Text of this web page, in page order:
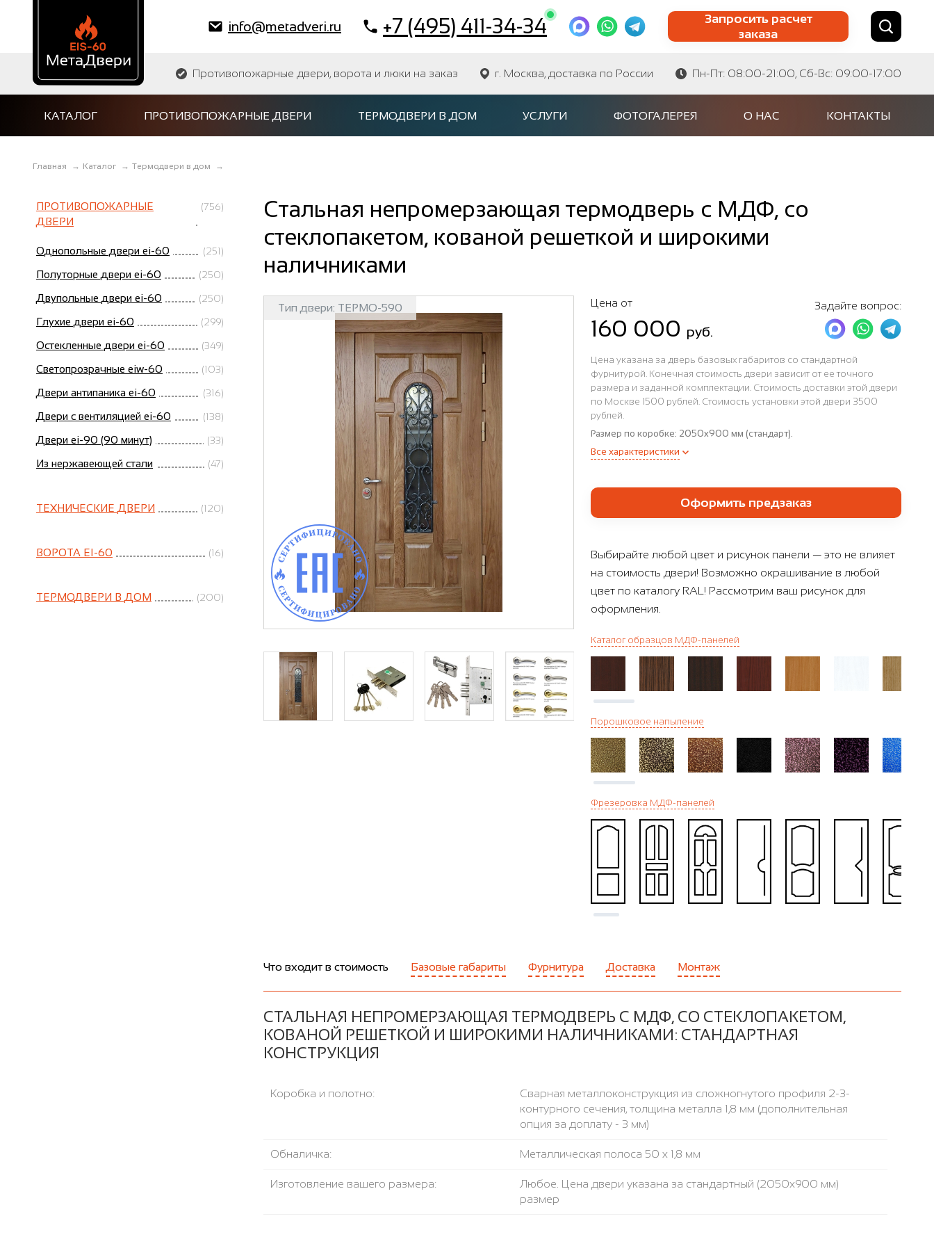
info@metadveri.ru +7 (495) 411-34-34
Запросить расчет
заказа
Найти по сайту Найти по артикулу
Противопожарные двери, ворота и люки на заказ г. Москва, доставка по России Пн-Пт: 08:00-21:00, Сб-Вс: 09:00-17:00
КАТАЛОГ ПРОТИВОПОЖАРНЫЕ ДВЕРИ ТЕРМОДВЕРИ В ДОМ УСЛУГИ ФОТОГАЛЕРЕЯ О НАС КОНТАКТЫ
Главная → Каталог → Термодвери в дом →
ПРОТИВОПОЖАРНЫЕ
ДВЕРИ
(756)
Однопольные двери ei-60 (251)
Полуторные двери ei-60 (250)
Двупольные двери ei-60 (250)
Глухие двери ei-60 (299)
Остекленные двери ei-60 (349)
Светопрозрачные eiw-60 (103)
Двери антипаника ei-60 (316)
Двери с вентиляцией ei-60 (138)
Двери ei-90 (90 минут) (33)
Из нержавеющей стали (47)
ТЕХНИЧЕСКИЕ ДВЕРИ (120)
ВОРОТА EI-60 (16)
ТЕРМОДВЕРИ В ДОМ (200)
Стальная непромерзающая термодверь с МДФ, со
стеклопакетом, кованой решеткой и широкими
наличниками
Тип двери: ТЕРМО-590 Цена от
160 000 руб.
Задайте вопрос:
Цена указана за дверь базовых габаритов со стандартной
фурнитурой. Конечная стоимость двери зависит от ее точного
размера и заданной комплектации. Стоимость доставки этой двери
по Москве 1500 рублей. Стоимость установки этой двери 3500
рублей.
Размер по коробке: 2050x900 мм (стандарт).
Все характеристики
Оформить предзаказ
Выбирайте любой цвет и рисунок панели — это не влияет
на стоимость двери! Возможно окрашивание в любой
цвет по каталогу RAL! Рассмотрим ваш рисунок для
оформления.
Каталог образцов МДФ-панелей
Порошковое напыление
Фрезеровка МДФ-панелей
Что входит в стоимость Базовые габариты Фурнитура Доставка Монтаж
СТАЛЬНАЯ НЕПРОМЕРЗАЮЩАЯ ТЕРМОДВЕРЬ С МДФ, СО СТЕКЛОПАКЕТОМ,
КОВАНОЙ РЕШЕТКОЙ И ШИРОКИМИ НАЛИЧНИКАМИ: СТАНДАРТНАЯ
КОНСТРУКЦИЯ
Коробка и полотно:
Сварная металлоконструкция из сложногнутого профиля 2-3-
контурного сечения, толщина металла 1,8 мм (дополнительная
опция за доплату - 3 мм)
Обналичка: Металлическая полоса 50 х 1,8 мм
Изготовление вашего размера:
Любое. Цена двери указана за стандартный (2050x900 мм)
размер